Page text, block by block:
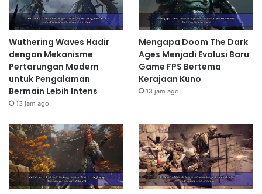
Wuthering Waves Hadir
dengan Mekanisme
Pertarungan Modern
untuk Pengalaman
Bermain Lebih Intens
13 jam ago
Mengapa Doom The Dark
Ages Menjadi Evolusi Baru
Game FPS Bertema
Kerajaan Kuno
13 jam ago